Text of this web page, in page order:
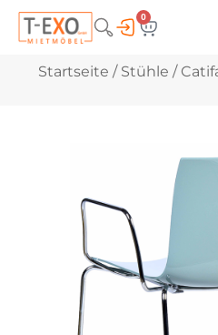
0
Startseite / Stühle /